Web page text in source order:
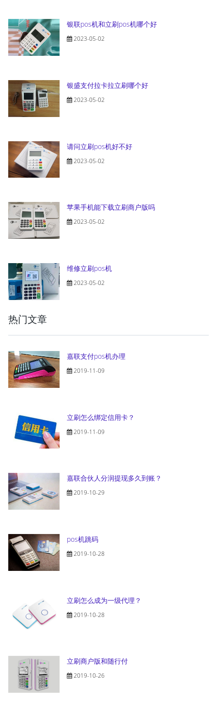
银联pos机和立刷pos机哪个好
2023-05-02
银盛支付拉卡拉立刷哪个好
2023-05-02
请问立刷pos机好不好
2023-05-02
苹果手机能下载立刷商户版吗
2023-05-02
维修立刷pos机
2023-05-02
热门文章
嘉联支付pos机办理
2019-11-09
立刷怎么绑定信用卡？
2019-11-09
嘉联合伙人分润提现多久到账？
2019-10-29
pos机跳码
2019-10-28
立刷怎么成为一级代理？
2019-10-28
立刷商户版和随行付
2019-10-26